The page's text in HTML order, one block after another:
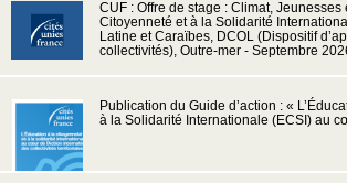
CUF : Offre de stage : Climat, Jeunesses
Citoyenneté et à la Solidarité
Latine et Caraïbes, DCOL (Dispositif
collectivités), Outre-mer - Septembre
Publication du Guide d’action : «
à la Solidarité Internationale (ECSI) au